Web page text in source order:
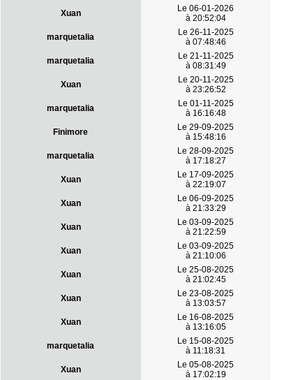
Xuan
Le 06-01-2026
à 20:52:04
marquetalia
Le 26-11-2025
à 07:48:46
marquetalia
Le 21-11-2025
à 08:31:49
Xuan
Le 20-11-2025
à 23:26:52
marquetalia
Le 01-11-2025
à 16:16:48
Finimore
Le 29-09-2025
à 15:48:16
marquetalia
Le 28-09-2025
à 17:18:27
Xuan
Le 17-09-2025
à 22:19:07
Xuan
Le 06-09-2025
à 21:33:29
Xuan
Le 03-09-2025
à 21:22:59
Xuan
Le 03-09-2025
à 21:10:06
Xuan
Le 25-08-2025
à 21:02:45
Xuan
Le 23-08-2025
à 13:03:57
Xuan
Le 16-08-2025
à 13:16:05
marquetalia
Le 15-08-2025
à 11:18:31
Xuan
Le 05-08-2025
à 17:02:19